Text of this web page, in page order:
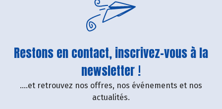
Restons en contact, inscrivez-vous à la
newsletter !
....et retrouvez nos offres, nos événements et nos
actualités.